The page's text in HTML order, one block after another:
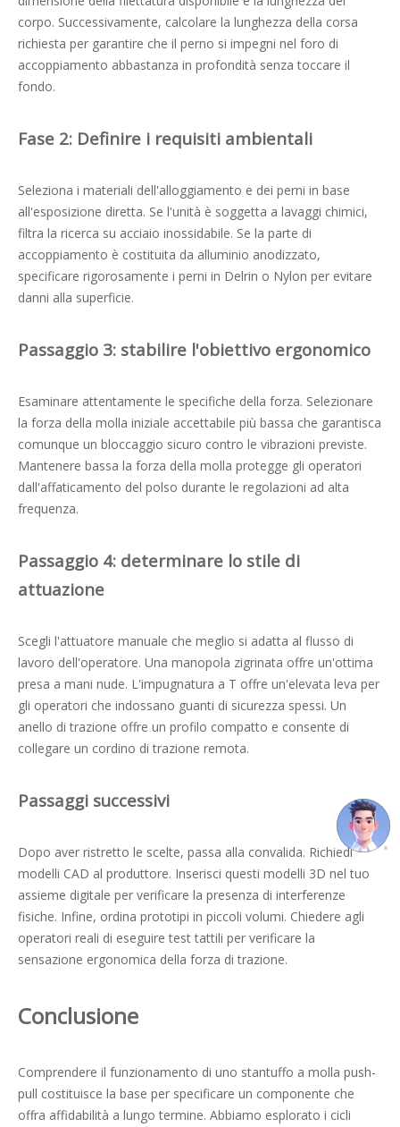
corpo. Successivamente, calcolare la lunghezza della corsa
richiesta per garantire che il perno si impegni nel foro di
accoppiamento abbastanza in profondità senza toccare il
fondo.
Fase 2: Definire i requisiti ambientali
Seleziona i materiali dell'alloggiamento e dei perni in base
all'esposizione diretta. Se l'unità è soggetta a lavaggi chimici,
filtra la ricerca su acciaio inossidabile. Se la parte di
accoppiamento è costituita da alluminio anodizzato,
specificare rigorosamente i perni in Delrin o Nylon per evitare
danni alla superficie.
Passaggio 3: stabilire l'obiettivo ergonomico
Esaminare attentamente le specifiche della forza. Selezionare
la forza della molla iniziale accettabile più bassa che garantisca
comunque un bloccaggio sicuro contro le vibrazioni previste.
Mantenere bassa la forza della molla protegge gli operatori
dall'affaticamento del polso durante le regolazioni ad alta
frequenza.
Passaggio 4: determinare lo stile di
attuazione
Scegli l'attuatore manuale che meglio si adatta al flusso di
lavoro dell'operatore. Una manopola zigrinata offre un'ottima
presa a mani nude. L'impugnatura a T offre un'elevata leva per
gli operatori che indossano guanti di sicurezza spessi. Un
anello di trazione offre un profilo compatto e consente di
collegare un cordino di trazione remota.
Passaggi successivi
Dopo aver ristretto le scelte, passa alla convalida. Richiedi
modelli CAD al produttore. Inserisci questi modelli 3D nel tuo
assieme digitale per verificare la presenza di interferenze
fisiche. Infine, ordina prototipi in piccoli volumi. Chiedere agli
operatori reali di eseguire test tattili per verificare la
sensazione ergonomica della forza di trazione.
Conclusione
Comprendere il funzionamento di uno stantuffo a molla push-
pull costituisce la base per specificare un componente che
offra affidabilità a lungo termine. Abbiamo esplorato i cicli